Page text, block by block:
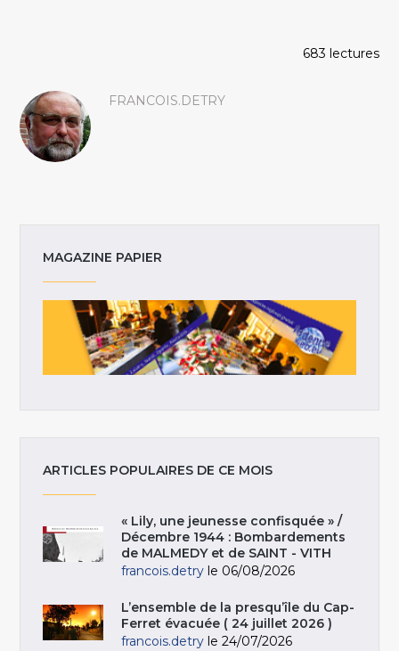
683 lectures
FRANCOIS.DETRY
MAGAZINE PAPIER
ARTICLES POPULAIRES DE CE MOIS
« Lily, une jeunesse confisquée » /
Décembre 1944 : Bombardements
de MALMEDY et de SAINT - VITH
francois.detry le 06/08/2026
L’ensemble de la presqu’île du Cap-
Ferret évacuée ( 24 juillet 2026 )
francois.detry le 24/07/2026